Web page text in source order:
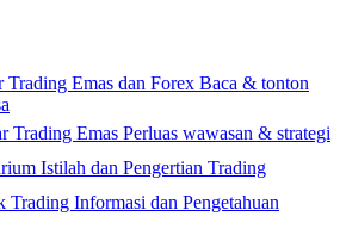
Trading Emas dan Forex Baca & tonton
Trading Emas Perluas wawasan & strategi
Istilah dan Pengertian Trading
Trading Informasi dan Pengetahuan